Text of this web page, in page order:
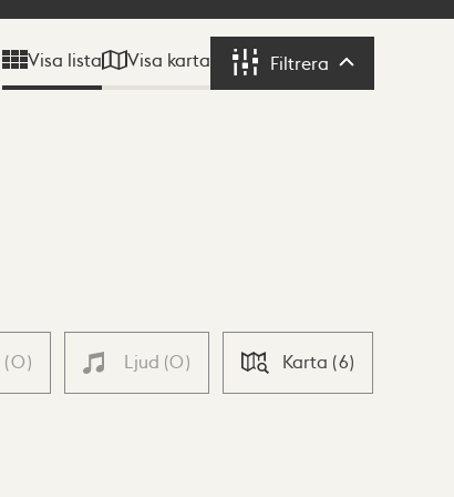
Visa lista Visa karta Filtrera Filtrera
(0) Ljud (0) Karta (6)